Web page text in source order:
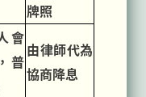
牌照
會
普
由律師代為
協商降息